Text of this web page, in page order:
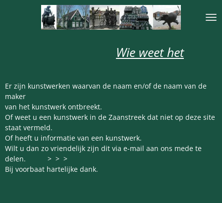
Wie weet het
Er zijn kunstwerken waarvan de naam en/of de naam van de
maker
van het kunstwerk ontbreekt.
Of weet u een kunstwerk in de Zaanstreek dat niet op deze site
staat vermeld.
Of heeft u informatie van een kunstwerk.
Wilt u dan zo vriendelijk zijn dit via e-mail aan ons mede te
delen. > > >
Bij voorbaat hartelijke dank.